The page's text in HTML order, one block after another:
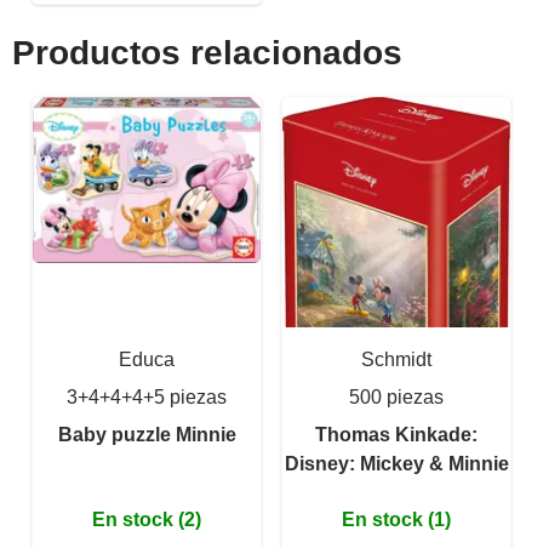
Productos relacionados
Educa
3+4+4+4+5 piezas
Baby puzzle Minnie
En stock (2)
Schmidt
500 piezas
Thomas Kinkade:
Disney: Mickey & Minnie
En stock (1)